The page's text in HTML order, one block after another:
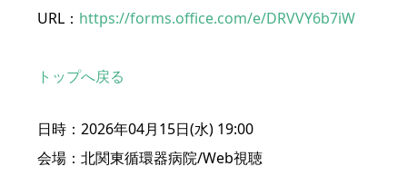
URL： https://forms.office.com/e/DRVVY6b7iW
トップへ戻る
日時：2026年04月15日(水) 19:00
会場：北関東循環器病院/Web視聴